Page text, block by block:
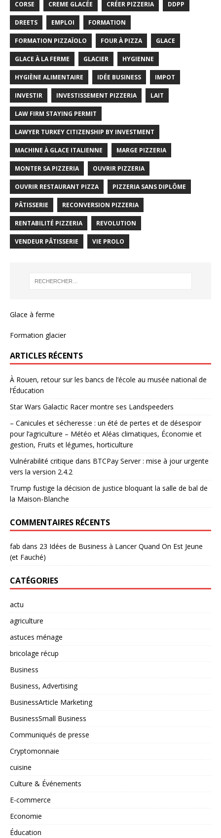
CORSE CREME GLACÉE CRÉER PIZZERIA DDPP
DREETS EMPLOI FORMATION
FORMATION PIZZAÏOLO FOUR À PIZZA GLACE
GLACE À LA FERME GLACIER HYGIENNE
HYGIÈNE ALIMENTAIRE IDÉE BUSINESS IMPOT
INVESTIR INVESTISSEMENT PIZZERIA LAIT
LAW FIRM STAYING PERMIT
LAWYER TURKEY CITIZENSHIP BY INVESTMENT
MACHINE À GLACE ITALIENNE MARGE PIZZERIA
MONTER SA PIZZERIA OUVRIR PIZZERIA
OUVRIR RESTAURANT PIZZA PIZZERIA SANS DIPLÔME
PÂTISSERIE RECONVERSION PIZZERIA
RENTABILITÉ PIZZERIA REVOLUTION
VENDEUR PÂTISSERIE VIE PROLO
Glace à ferme
Formation glacier
ARTICLES RÉCENTS
À Rouen, retour sur les bancs de l’école au musée national de
l’Éducation
Star Wars Galactic Racer montre ses Landspeeders
– Canicules et sécheresse : un été de pertes et de désespoir
pour l’agriculture – Météo et Aléas climatiques, Économie et
gestion, Fruits et légumes, horticulture
Vulnérabilité critique dans BTCPay Server : mise à jour urgente
vers la version 2.4.2
Trump fustige la décision de justice bloquant la salle de bal de
la Maison-Blanche
COMMENTAIRES RÉCENTS
fab dans 23 Idées de Business à Lancer Quand On Est Jeune
(et Fauché)
CATÉGORIES
actu
agriculture
astuces ménage
bricolage récup
Business
Business, Advertising
BusinessArticle Marketing
BusinessSmall Business
Communiqués de presse
Cryptomonnaie
cuisine
Culture & Événements
E-commerce
Economie
Éducation